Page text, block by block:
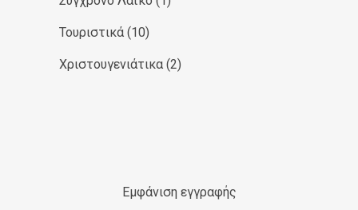
Τουριστικά (10)
Χριστουγενιάτικα (2)
Εμφάνιση εγγραφής